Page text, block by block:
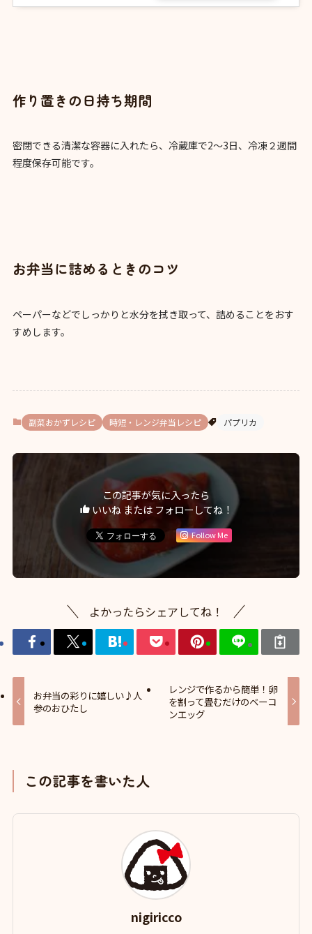
作り置きの日持ち期間
密閉できる清潔な容器に入れたら、冷蔵庫で2～3日、冷凍２週間
程度保存可能です。
お弁当に詰めるときのコツ
ペーパーなどでしっかりと水分を拭き取って、詰めることをおす
すめします。
副菜おかずレシピ 時短・レンジ弁当レシピ パプリカ
この記事が気に入ったら
いいね または フォローしてね！
Follow Me
よかったらシェアしてね！
お弁当の彩りに嬉しい♪人
参のおひたし
レンジで作るから簡単！卵
を割って畳むだけのベーコ
ンエッグ
この記事を書いた人
nigiricco